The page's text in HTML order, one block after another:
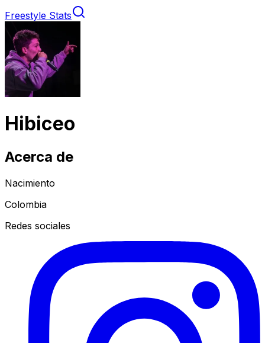
Freestyle Stats
Hibiceo
Acerca de
Nacimiento
Colombia
Redes sociales